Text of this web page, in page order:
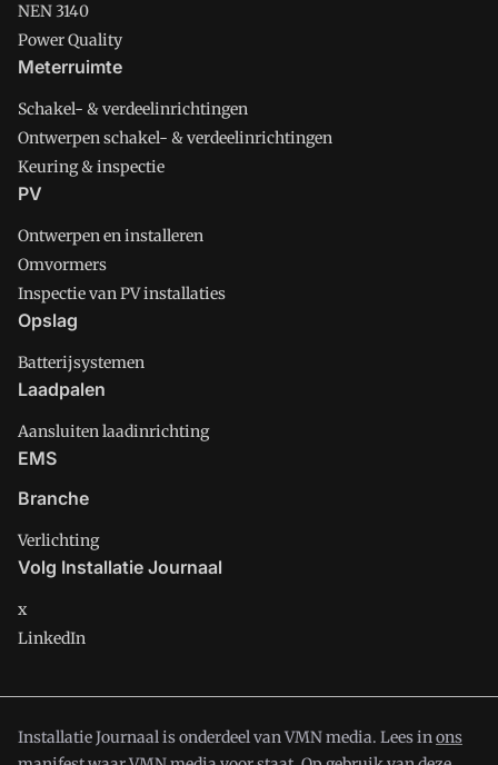
NEN 3140
Power Quality
Meterruimte
Schakel- & verdeelinrichtingen
Ontwerpen schakel- & verdeelinrichtingen
Keuring & inspectie
PV
Ontwerpen en installeren
Omvormers
Inspectie van PV installaties
Opslag
Batterijsystemen
Laadpalen
Aansluiten laadinrichting
EMS
Branche
Verlichting
Volg Installatie Journaal
x
LinkedIn
Installatie Journaal is onderdeel van VMN media. Lees inons